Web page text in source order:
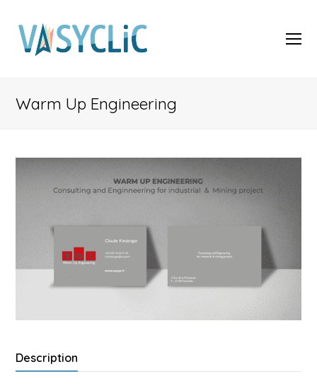
Warm Up Engineering
Description